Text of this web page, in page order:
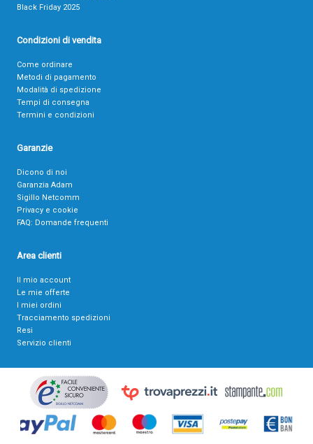
Black Friday 2025
Condizioni di vendita
Come ordinare
Metodi di pagamento
Modalità di spedizione
Tempi di consegna
Termini e condizioni
Garanzie
Dicono di noi
Garanzia Adam
Sigillo Netcomm
Privacy e cookie
FAQ: Domande frequenti
Area clienti
Il mio account
Le mie offerte
I miei ordini
Tracciamento spedizioni
Resi
Servizio clienti